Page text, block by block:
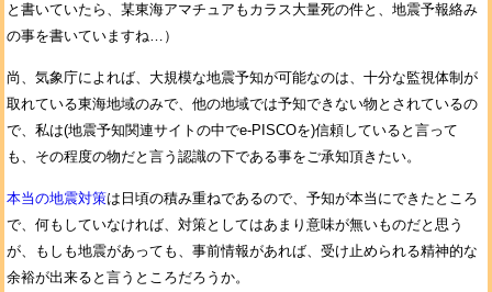
と書いていたら、某東海アマチュアもカラス大量死の件と、地震予報絡み
の事を書いていますね…）
尚、気象庁によれば、大規模な地震予知が可能なのは、十分な監視体制が
取れている東海地域のみで、他の地域では予知できない物とされているの
で、私は(地震予知関連サイトの中でe-PISCOを)信頼していると言って
も、その程度の物だと言う認識の下である事をご承知頂きたい。
本当の地震対策は日頃の積み重ねであるので、予知が本当にできたところ
で、何もしていなければ、対策としてはあまり意味が無いものだと思う
が、もしも地震があっても、事前情報があれば、受け止められる精神的な
余裕が出来ると言うところだろうか。